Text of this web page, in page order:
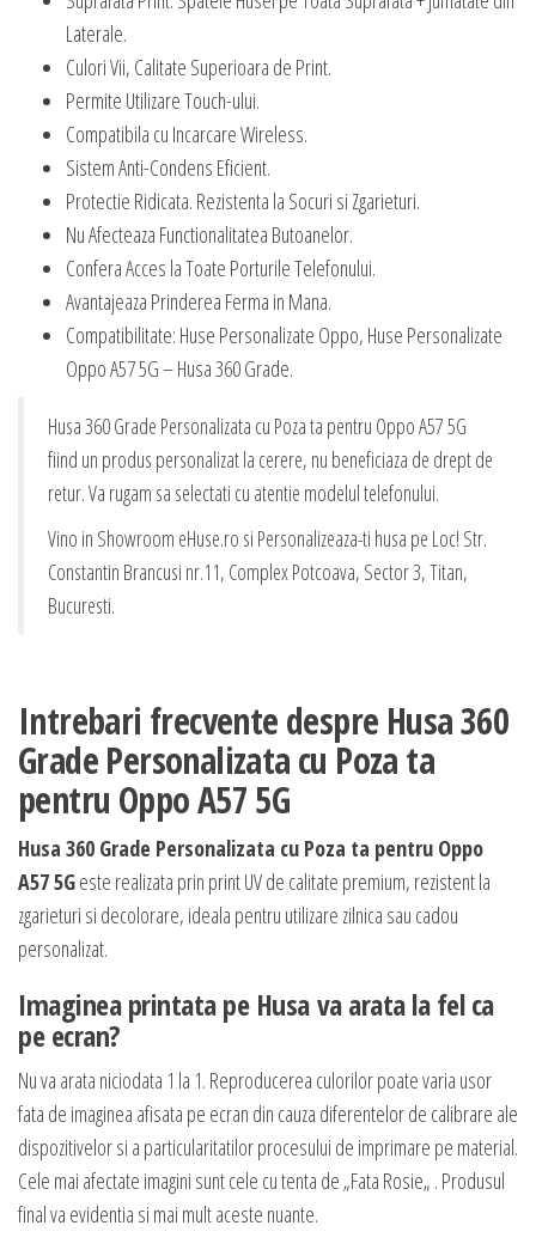
Laterale.
Culori Vii, Calitate Superioara de Print.
Permite Utilizare Touch-ului.
Compatibila cu Incarcare Wireless.
Sistem Anti-Condens Eficient.
Protectie Ridicata. Rezistenta la Socuri si Zgarieturi.
Nu Afecteaza Functionalitatea Butoanelor.
Confera Acces la Toate Porturile Telefonului.
Avantajeaza Prinderea Ferma in Mana.
Compatibilitate: Huse Personalizate Oppo, Huse Personalizate
Oppo A57 5G – Husa 360 Grade.
Husa 360 Grade Personalizata cu Poza ta pentru Oppo A57 5G
fiind un produs personalizat la cerere, nu beneficiaza de drept de
retur. Va rugam sa selectati cu atentie modelul telefonului.
Vino in Showroom eHuse.ro si Personalizeaza-ti husa pe Loc! Str.
Constantin Brancusi nr.11, Complex Potcoava, Sector 3, Titan,
Bucuresti.
Intrebari frecvente despre Husa 360
Grade Personalizata cu Poza ta
pentru Oppo A57 5G
Husa 360 Grade Personalizata cu Poza ta pentru Oppo
A57 5Geste realizata prin print UV de calitate premium, rezistent la
zgarieturi si decolorare, ideala pentru utilizare zilnica sau cadou
personalizat.
Imaginea printata pe Husa va arata la fel ca
pe ecran?
Nu va arata niciodata 1 la 1. Reproducerea culorilor poate varia usor
fata de imaginea afisata pe ecran din cauza diferentelor de calibrare ale
dispozitivelor si a particularitatilor procesului de imprimare pe material.
Cele mai afectate imagini sunt cele cu tenta de „Fata Rosie„ . Produsul
final va evidentia si mai mult aceste nuante.